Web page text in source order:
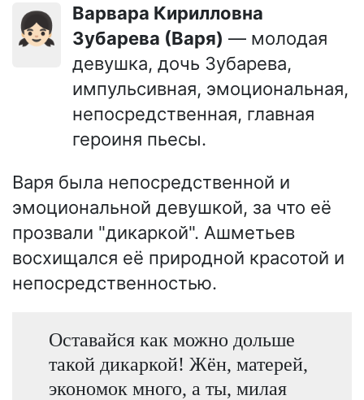
👧🏻
Варвара Кирилловна
Зубарева (Варя) — молодая
девушка, дочь Зубарева,
импульсивная, эмоциональная,
непосредственная, главная
героиня пьесы.
Варя была непосредственной и
эмоциональной девушкой, за что её
прозвали "дикаркой". Ашметьев
восхищался её природной красотой и
непосредственностью.
Оставайся как можно дольше
такой дикаркой! Жён, матерей,
экономок много, а ты, милая